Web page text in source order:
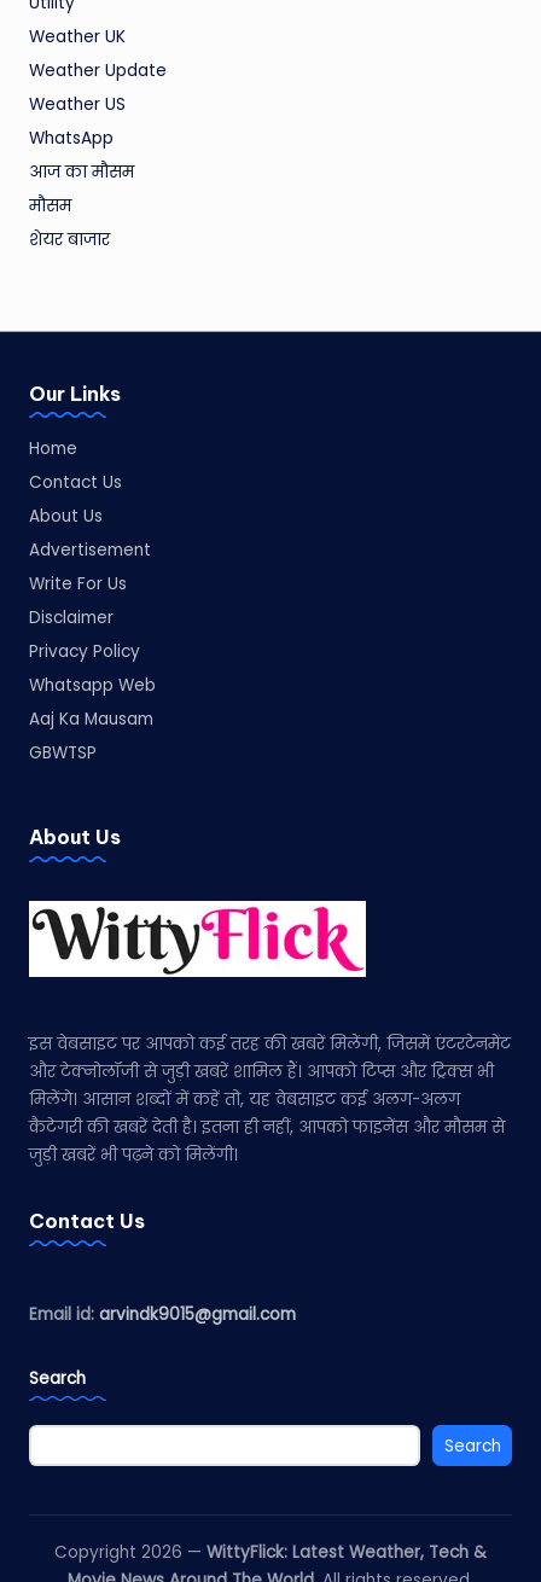
Weather UK
Weather Update
Weather US
WhatsApp
आज का मौसम
मौसम
शेयर बाजार
Our Links
Home
Contact Us
About Us
Advertisement
Write For Us
Disclaimer
Privacy Policy
Whatsapp Web
Aaj Ka Mausam
GBWTSP
About Us
इस वेबसाइट पर आपको कई तरह की खबरें मिलेंगी, जिसमें एंटरटेनमेंट
और टेक्नोलॉजी से जुड़ी खबरें शामिल हैं। आपको टिप्स और ट्रिक्स भी
मिलेंगे। आसान शब्दों में कहें तो, यह वेबसाइट कई अलग-अलग
कैटेगरी की खबरें देती है। इतना ही नहीं, आपको फाइनेंस और मौसम से
जुड़ी खबरें भी पढ़ने को मिलेंगी।
Contact Us
Email id: arvindk9015@gmail.com
Search
Search
Copyright 2026 — WittyFlick: Latest Weather, Tech &